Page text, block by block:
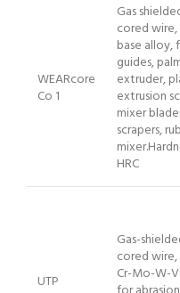
WEARcore
Co 1
Gas
cored
base alloy,
guides,
extruder,
extrusion
mixer
scrapers,
HRC
UTP
Gas-
cored wire,
Cr-Mo-W-